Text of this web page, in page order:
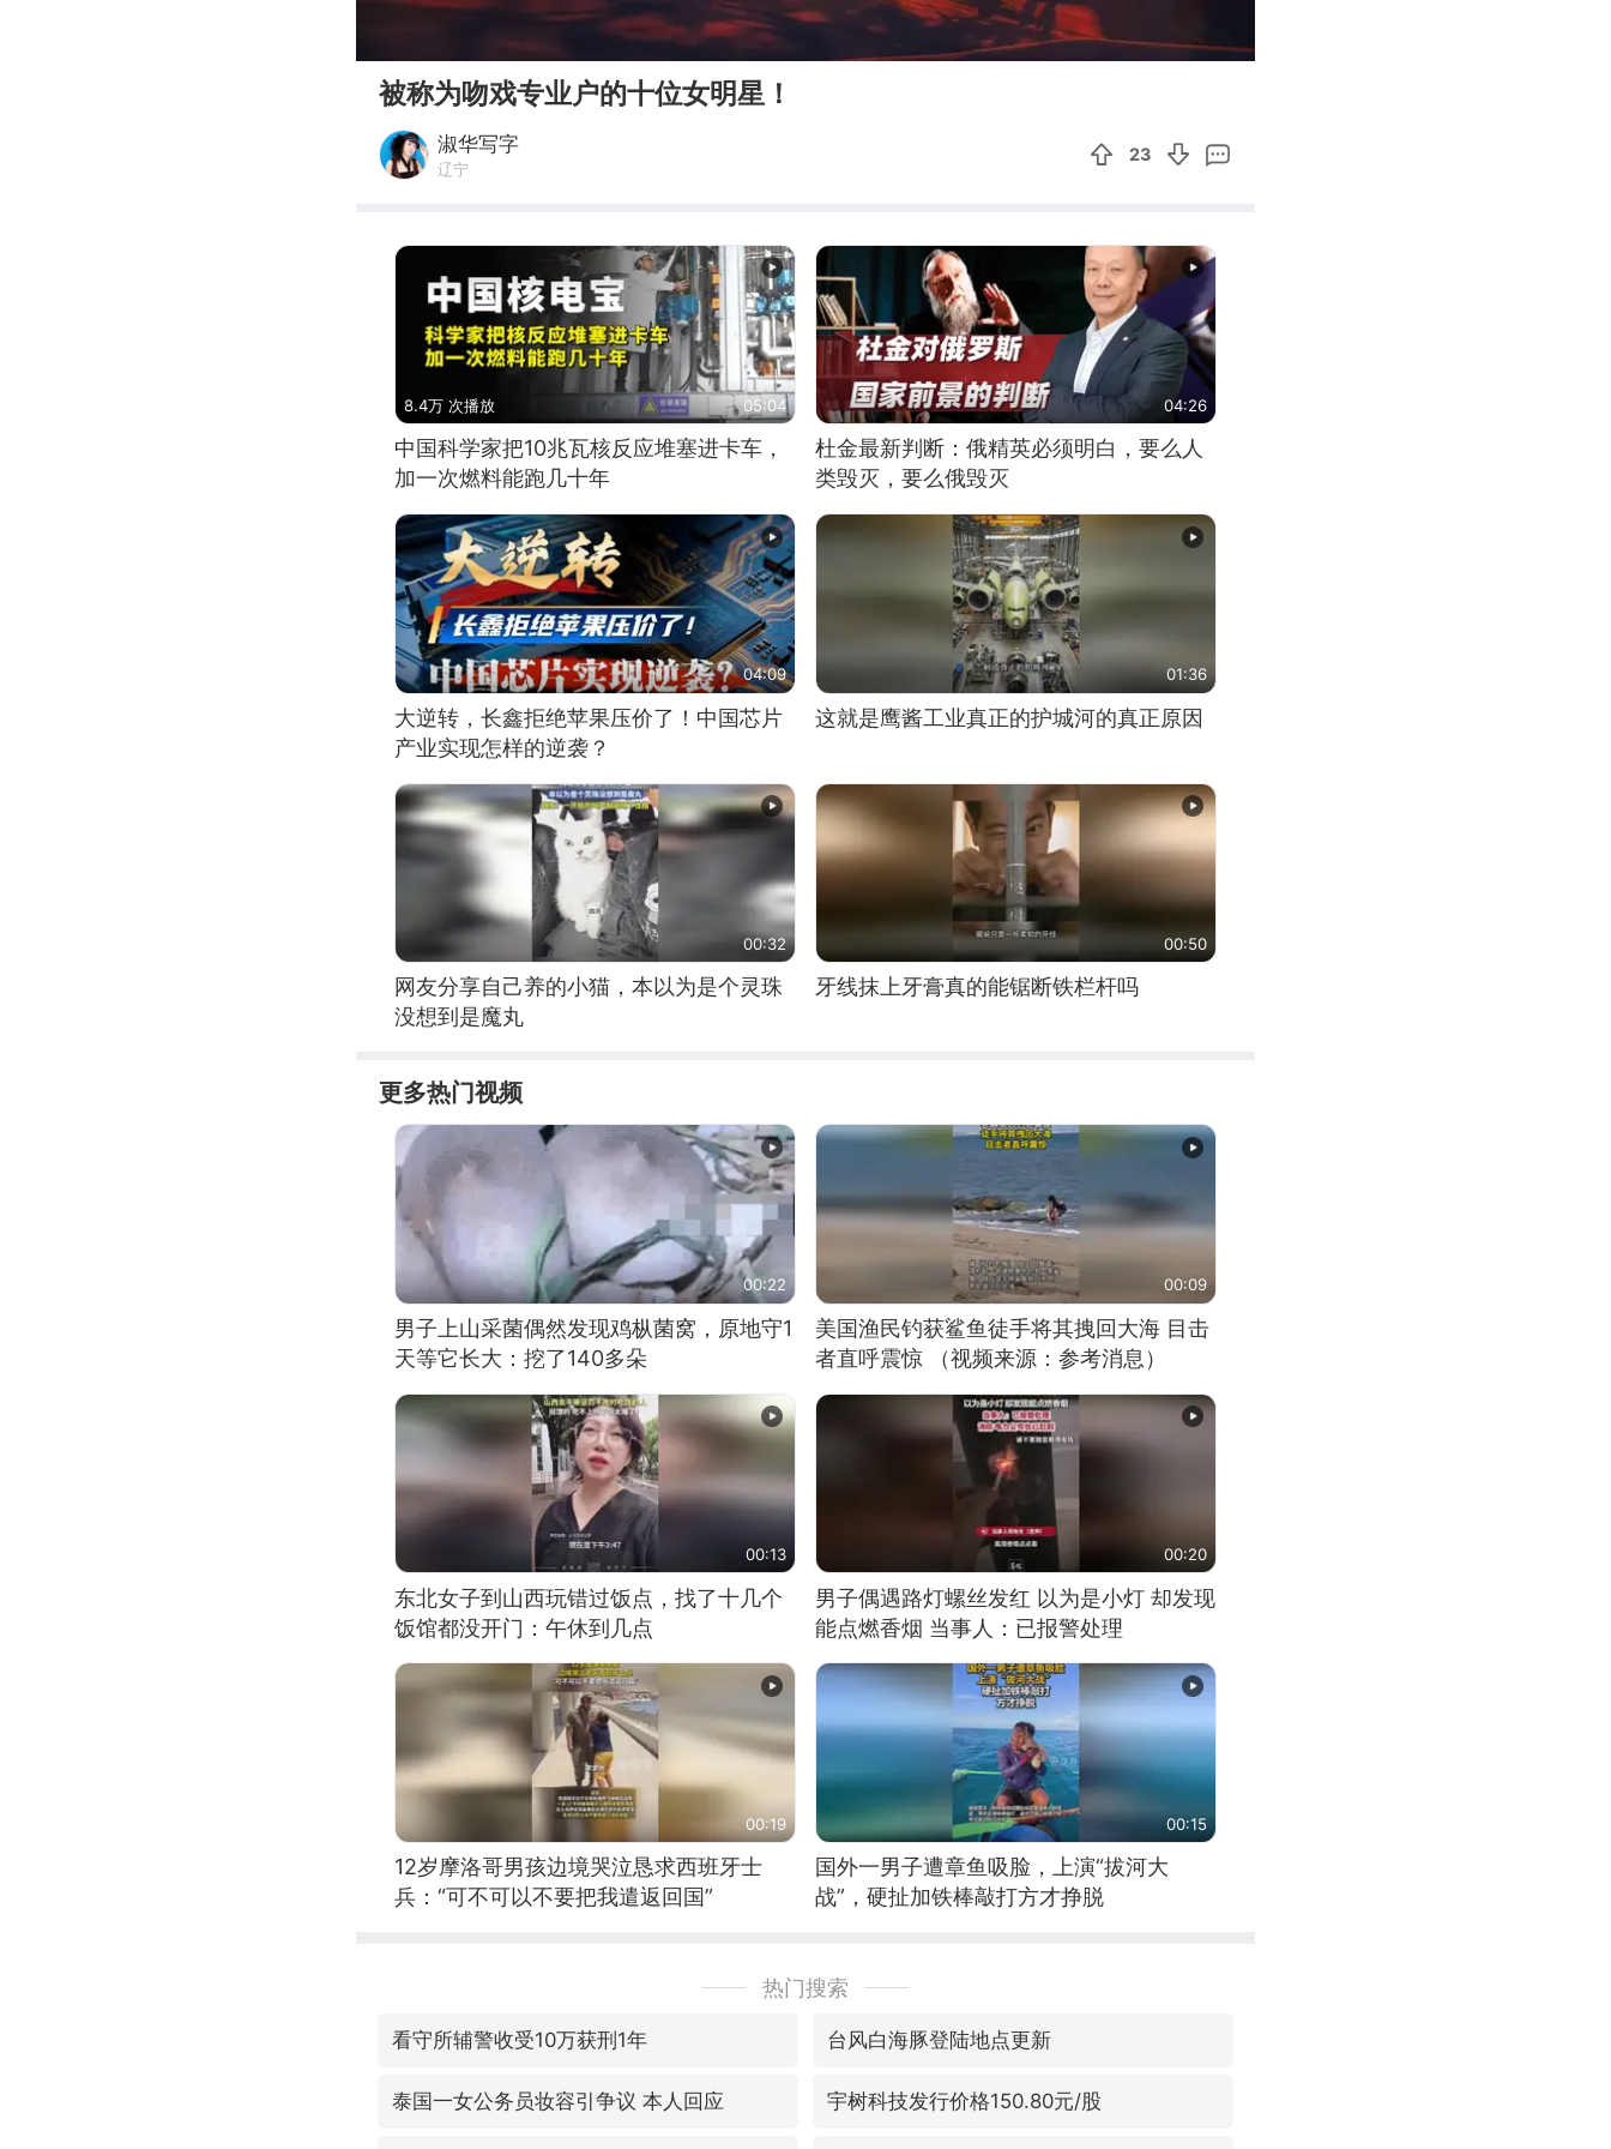
01:16
被称为吻戏专业户的十位女明星！
淑华写字
辽宁
23
8.4万 次播放 05:04
中国科学家把10兆瓦核反应堆塞进卡车，
加一次燃料能跑几十年
04:26
杜金最新判断：俄精英必须明白，要么人
类毁灭，要么俄毁灭
04:09
大逆转，长鑫拒绝苹果压价了！中国芯片
产业实现怎样的逆袭？
01:36
这就是鹰酱工业真正的护城河的真正原因
00:32
网友分享自己养的小猫，本以为是个灵珠
没想到是魔丸
00:50
牙线抹上牙膏真的能锯断铁栏杆吗
更多热门视频
00:22
男子上山采菌偶然发现鸡枞菌窝，原地守1
天等它长大：挖了140多朵
00:09
美国渔民钓获鲨鱼徒手将其拽回大海 目击
者直呼震惊 （视频来源：参考消息）
00:13
东北女子到山西玩错过饭点，找了十几个
饭馆都没开门：午休到几点
00:20
男子偶遇路灯螺丝发红 以为是小灯 却发现
能点燃香烟 当事人：已报警处理
00:19
12岁摩洛哥男孩边境哭泣恳求西班牙士
兵：“可不可以不要把我遣返回国”
00:15
国外一男子遭章鱼吸脸，上演“拔河大
战”，硬扯加铁棒敲打方才挣脱
热门搜索
看守所辅警收受10万获刑1年 台风白海豚登陆地点更新
泰国一女公务员妆容引争议 本人回应 宇树科技发行价格150.80元/股